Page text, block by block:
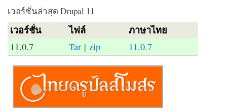
เวอร์ชั่นล่าสุด Drupal 11
เวอร์ชั่น ไฟล์ ภาษาไทย
11.0.7 Tar | zip 11.0.7